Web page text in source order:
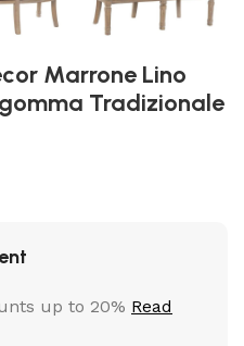
Marrone Lino
Tradizionale
up to 20% Read